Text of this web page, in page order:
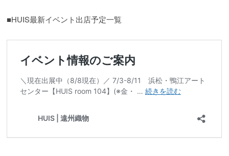
■HUIS最新イベント出店予定一覧